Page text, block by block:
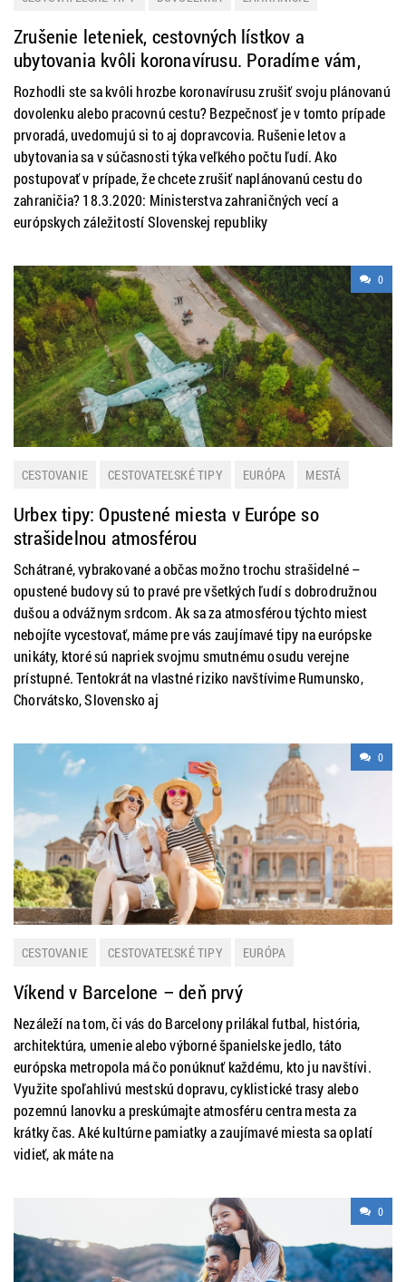
Zrušenie leteniek, cestovných lístkov a
ubytovania kvôli koronavírusu. Poradíme vám,
ako na to
Rozhodli ste sa kvôli hrozbe koronavírusu zrušiť svoju plánovanú
dovolenku alebo pracovnú cestu? Bezpečnosť je v tomto prípade
prvoradá, uvedomujú si to aj dopravcovia. Rušenie letov a
ubytovania sa v súčasnosti týka veľkého počtu ľudí. Ako
postupovať v prípade, že chcete zrušiť naplánovanú cestu do
zahraničia? 18.3.2020: Ministerstva zahraničných vecí a
európskych záležitostí Slovenskej republiky
0
CESTOVANIE CESTOVATEĽSKÉ TIPY EURÓPA
MESTÁ
TIP NA VÝLET
ZAHRANIČIE ZAUJÍMAVOSTI
Urbex tipy: Opustené miesta v Európe so
strašidelnou atmosférou
Schátrané, vybrakované a občas možno trochu strašidelné –
opustené budovy sú to pravé pre všetkých ľudí s dobrodružnou
dušou a odvážnym srdcom. Ak sa za atmosférou týchto miest
nebojíte vycestovať, máme pre vás zaujímavé tipy na európske
unikáty, ktoré sú napriek svojmu smutnému osudu verejne
prístupné. Tentokrát na vlastné riziko navštívime Rumunsko,
Chorvátsko, Slovensko aj
0
CESTOVANIE CESTOVATEĽSKÉ TIPY
EURÓPA
HISTÓRIA A KULTÚRA
MESTÁ NOVINKY
Víkend v Barcelone – deň prvý
Nezáleží na tom, či vás do Barcelony prilákal futbal, história,
architektúra, umenie alebo výborné španielske jedlo, táto
európska metropola má čo ponúknuť každému, kto ju navštívi.
Využite spoľahlivú mestskú dopravu, cyklistické trasy alebo
pozemnú lanovku a preskúmajte atmosféru centra mesta za
krátky čas. Aké kultúrne pamiatky a zaujímavé miesta sa oplatí
vidieť, ak máte na
0